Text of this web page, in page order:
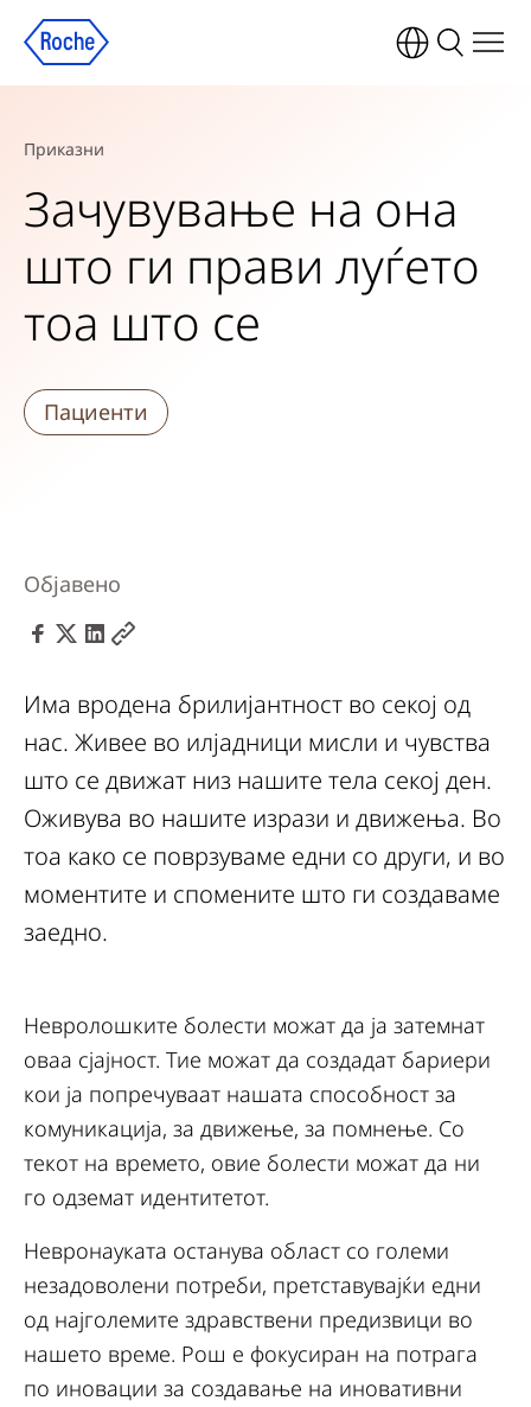
Приказни
Зачувување на она
што ги прави луѓето
тоа што се
Пациенти
Објавено
Има вродена брилијантност во секој од
нас. Живее во илјадници мисли и чувства
што се движат низ нашите тела секој ден.
Оживува во нашите изрази и движења. Во
тоа како се поврзуваме едни со други, и во
моментите и спомените што ги создаваме
заедно.
Невролошките болести можат да ја затемнат
оваа сјајност. Тие можат да создадат бариери
кои ја попречуваат нашата способност за
комуникација, за ​​движење, за помнење. Со
текот на времето, овие болести можат да ни
го одземат идентитетот.
Невронауката останува област со големи
незадоволени потреби, претставувајќи едни
од најголемите здравствени предизвици во
нашето време. Рош е фокусиран на потрага
по иновации за создавање на иновативни